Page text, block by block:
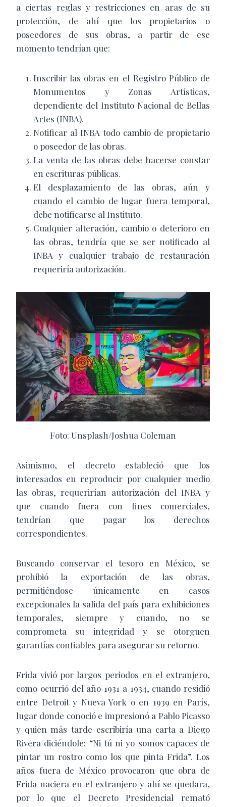
a ciertas reglas y restricciones en aras de su
protección, de ahí que los propietarios o
poseedores de sus obras, a partir de ese
momento tendrían que:
Inscribir las obras en el Registro Público de
Monumentos y Zonas Artísticas,
dependiente del Instituto Nacional de Bellas
Artes (INBA).
Notificar al INBA todo cambio de propietario
o poseedor de las obras.
La venta de las obras debe hacerse constar
en escrituras públicas.
El desplazamiento de las obras, aún y
cuando el cambio de lugar fuera temporal,
debe notificarse al Instituto.
Cualquier alteración, cambio o deterioro en
las obras, tendría que se ser notificado al
INBA y cualquier trabajo de restauración
requeriría autorización.
Foto: Unsplash/Joshua Coleman
Asimismo, el decreto estableció que los
interesados en reproducir por cualquier medio
las obras, requerirían autorización del INBA y
que cuando fuera con fines comerciales,
tendrían que pagar los derechos
correspondientes.
Buscando conservar el tesoro en México, se
prohibió la exportación de las obras,
permitiéndose únicamente en casos
excepcionales la salida del país para exhibiciones
temporales, siempre y cuando, no se
comprometa su integridad y se otorguen
garantías confiables para asegurar su retorno.
Frida vivió por largos periodos en el extranjero,
como ocurrió del año 1931 a 1934, cuando residió
entre Detroit y Nueva York o en 1939 en París,
lugar donde conoció e impresionó a Pablo Picasso
y quien más tarde escribiría una carta a Diego
Rivera diciéndole: “Ni tú ni yo somos capaces de
pintar un rostro como los que pinta Frida”. Los
años fuera de México provocaron que obra de
Frida naciera en el extranjero y ahí se quedara,
por lo que el Decreto Presidencial remató